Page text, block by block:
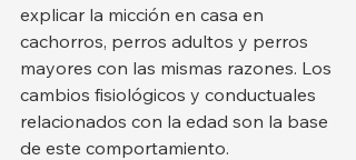
explicar la micción en casa en
cachorros, perros adultos y perros
mayores con las mismas razones. Los
cambios fisiológicos y conductuales
relacionados con la edad son la base
de este comportamiento.